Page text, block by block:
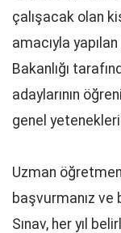
çalışacak olan
amacıyla
Bakanlığı
adaylarının
genel
Uzman
başvurmanız ve
Sınav, her yıl